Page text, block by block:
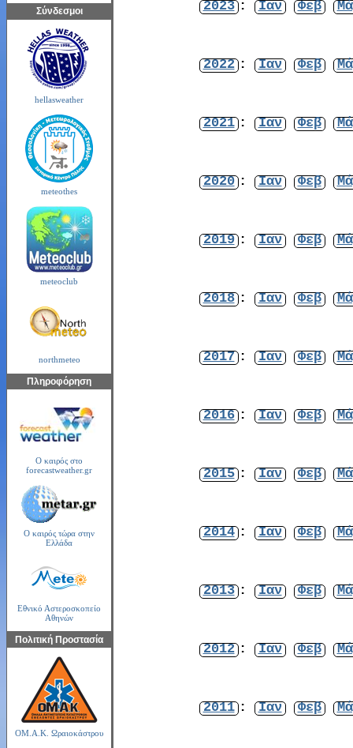
Σύνδεσμοι
hellasweather
meteothes
meteoclub
northmeteo
Πληροφόρηση
Ο καιρός στο
forecastweather.gr
Ο καιρός τώρα στην
Ελλάδα
Εθνικό Αστεροσκοπείο
Αθηνών
Πολιτική Προστασία
ΟΜ.Α.Κ. Ωραιοκάστρου
2023 : Ιαν Φεβ
2022 : Ιαν Φεβ
2021 : Ιαν Φεβ
2020 : Ιαν Φεβ
2019 : Ιαν Φεβ
2018 : Ιαν Φεβ
2017 : Ιαν Φεβ
2016 : Ιαν Φεβ
2015 : Ιαν Φεβ
2014 : Ιαν Φεβ
2013 : Ιαν Φεβ
2012 : Ιαν Φεβ
2011 : Ιαν Φεβ